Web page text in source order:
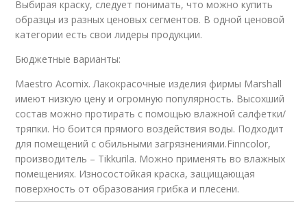
Выбирая краску, следует понимать, что можно купить
образцы из разных ценовых сегментов. В одной ценовой
категории есть свои лидеры продукции.
Бюджетные варианты:
Maestro Acomix. Лакокрасочные изделия фирмы Marshall
имеют низкую цену и огромную популярность. Высохший
состав можно протирать с помощью влажной салфетки/
тряпки. Но боится прямого воздействия воды. Подходит
для помещений с обильными загрязнениями.Finncolor,
производитель – Tikkurila. Можно применять во влажных
помещениях. Износостойкая краска, защищающая
поверхность от образования грибка и плесени.